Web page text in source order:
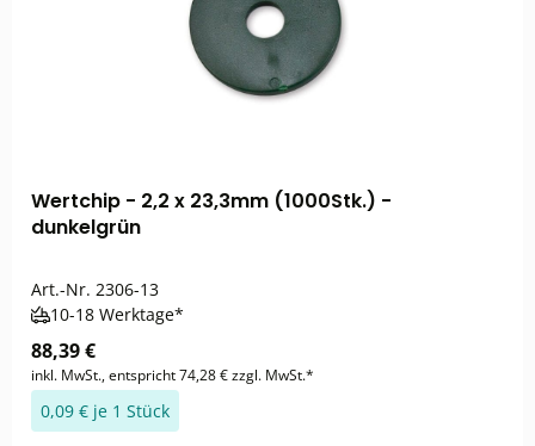
Wertchip - 2,2 x 23,3mm (1000Stk.) -
dunkelgrün
Art.-Nr. 2306-13
10-18 Werktage*
88,39 €
inkl. MwSt., entspricht 74,28 € zzgl. MwSt.*
0,09 € je 1 Stück